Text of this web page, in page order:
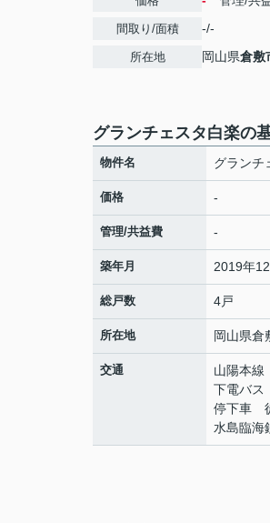
間取り/面積 -/-
所在地 岡山県倉敷
グランチェスタ白楽の
物件名 グランチ
価格 -
管理/共益費 -
築年月 2019年
総戸数 4戸
所在地 岡山県倉
交通 山陽本線
下電バス
停下車
水島臨海